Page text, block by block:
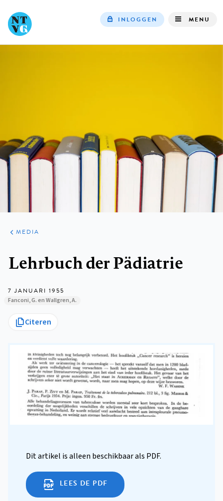
INLOGGEN MENU
ARTIKELEN
VARIA
MEDIA
Lehrbuch der Pädiatrie
7 JANUARI 1955
Fanconi, G. en Wallgren, A.
Citeren
Dit artikel is alleen beschikbaar als PDF.
LEES DE PDF